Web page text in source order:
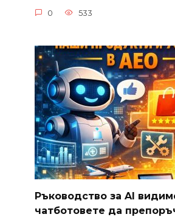
0 533
Ръководство за AI
чатботовете да